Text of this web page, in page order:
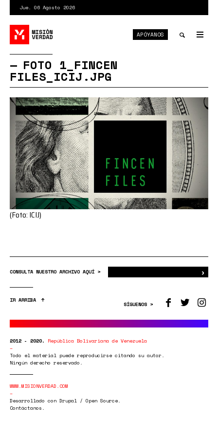
contenido
principal
Jue. 06 Agosto 2026
APÓYANOS
FOTO 1_FINCEN
FILES_ICIJ.JPG
(Foto: ICIJ)
CONSULTA NUESTRO ARCHIVO AQUÍ > ›
IR ARRIBA
SÍGUENOS >
2012 - 2020. República Bolivariana de Venezuela
Todo el material puede reproducirse citando su autor.
Ningún derecho reservado.
WWW.MISIONVERDAD.COM
Desarrollado con Drupal / Open Source.
Contáctanos.